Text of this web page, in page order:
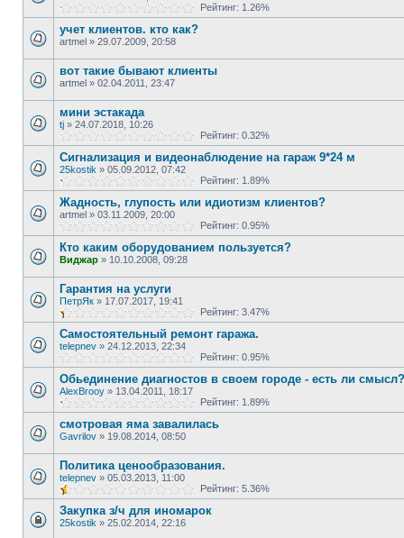
Рейтинг: 1.26%
учет клиентов. кто как?
artmel » 29.07.2009, 20:58
вот такие бывают клиенты
artmel » 02.04.2011, 23:47
мини эстакада
tj » 24.07.2018, 10:26
Рейтинг: 0.32%
Сигнализация и видеонаблюдение на гараж 9*24 м
25kostik » 05.09.2012, 07:42
Рейтинг: 1.89%
Жадность, глупость или идиотизм клиентов?
artmel » 03.11.2009, 20:00
Рейтинг: 0.95%
Кто каким оборудованием пользуется?
Виджар » 10.10.2008, 09:28
Гарантия на услуги
ПетрЯк » 17.07.2017, 19:41
Рейтинг: 3.47%
Самостоятельный ремонт гаража.
telepnev » 24.12.2013, 22:34
Рейтинг: 0.95%
Обьединение диагностов в своем городе - есть ли смысл?
AlexBrooy » 13.04.2011, 18:17
Рейтинг: 1.89%
смотровая яма завалилась
Gavrilov » 19.08.2014, 08:50
Политика ценообразования.
telepnev » 05.03.2013, 11:00
Рейтинг: 5.36%
Закупка з/ч для иномарок
25kostik » 25.02.2014, 22:16